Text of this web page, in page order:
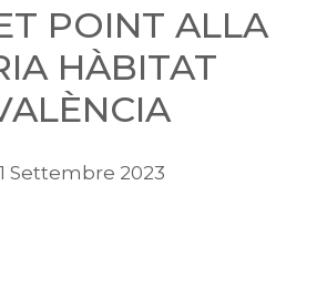
POINT ALLA
HÀBITAT
Settembre 2023